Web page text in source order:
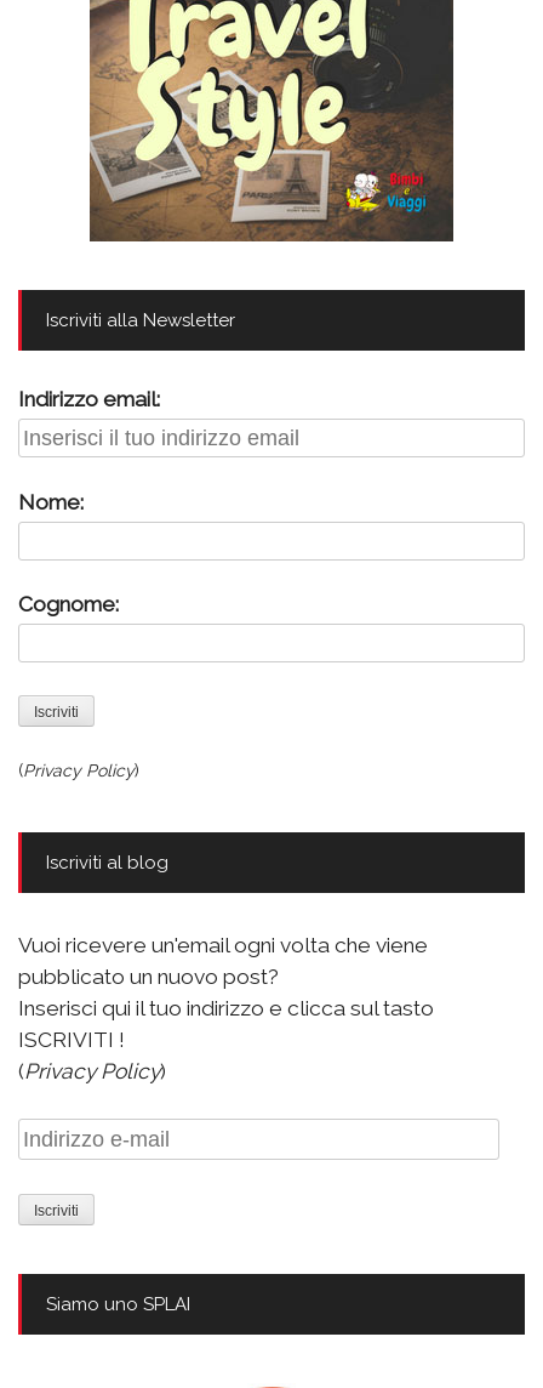
Iscriviti alla Newsletter
Indirizzo email:
Nome:
Cognome:
(Privacy Policy)
Iscriviti al blog
Vuoi ricevere un'email ogni volta che viene
pubblicato un nuovo post?
Inserisci qui il tuo indirizzo e clicca sul tasto
ISCRIVITI !
(Privacy Policy)
Indirizzo
e-
mail
Siamo uno SPLAI